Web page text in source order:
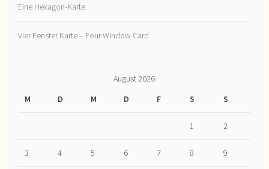
Eine Hexagon-Karte
Vier Fenster Karte – Four Window Card
August 2026
M
D M D F S S
1 2
3 4 5 6 7 8 9